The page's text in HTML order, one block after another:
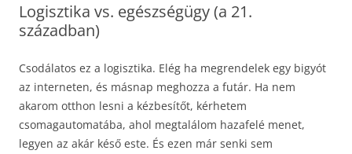
Logisztika vs. egészségügy (a 21.
században)
Csodálatos ez a logisztika. Elég ha megrendelek egy bigyót
az interneten, és másnap meghozza a futár. Ha nem
akarom otthon lesni a kézbesítőt, kérhetem
csomagautomatába, ahol megtalálom hazafelé menet,
legyen az akár késő este. És ezen már senki sem